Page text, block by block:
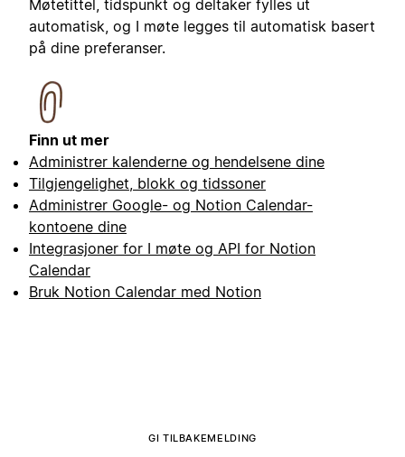
Møtetittel, tidspunkt og deltaker fylles ut
automatisk, og I møte legges til automatisk basert
på dine preferanser.
Finn ut mer
Administrer kalenderne og hendelsene dine
Tilgjengelighet, blokk og tidssoner
Administrer Google- og Notion Calendar-
kontoene dine
Integrasjoner for I møte og API for Notion
Calendar
Bruk Notion Calendar med Notion
GI TILBAKEMELDING